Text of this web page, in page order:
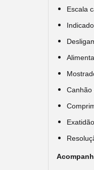
Escala